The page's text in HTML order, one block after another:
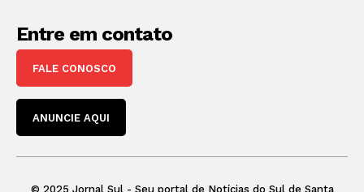
Entre em contato
FALE CONOSCO
ANUNCIE AQUI
© 2025 Jornal Sul - Seu portal de Notícias do Sul de Santa